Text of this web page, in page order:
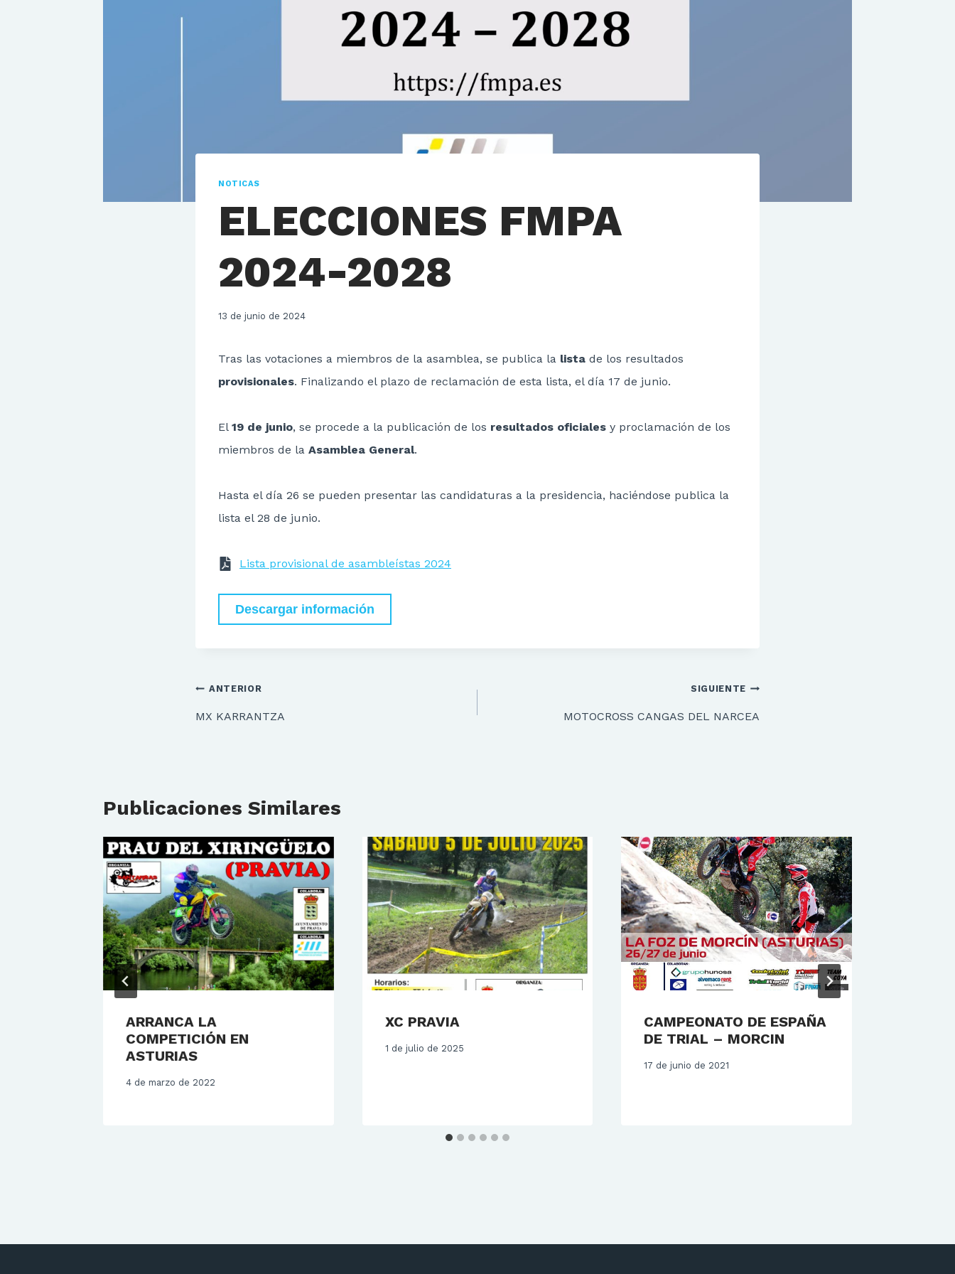
NOTICAS
ELECCIONES FMPA
2024-2028
13 de junio de 2024
Tras las votaciones a miembros de la asamblea, se publica la lista de los resultados
provisionales. Finalizando el plazo de reclamación de esta lista, el día 17 de junio.
El 19 de junio, se procede a la publicación de los resultados oficiales y proclamación de los
miembros de la Asamblea General.
Hasta el día 26 se pueden presentar las candidaturas a la presidencia, haciéndose publica la
lista el 28 de junio.
Lista provisional de asambleístas 2024
Descargar información
Navegación
de
ANTERIOR
MX KARRANTZA
SIGUIENTE
MOTOCROSS CANGAS DEL NARCEA
Publicaciones Similares
ARRANCA LA
COMPETICIÓN EN
ASTURIAS
4 de marzo de 2022
XC PRAVIA
1 de julio de 2025
CAMPEONATO DE ESPAÑA
DE TRIAL – MORCIN
17 de junio de 2021